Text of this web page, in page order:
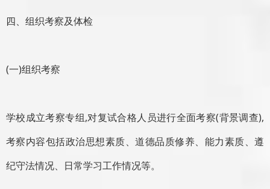
四、组织考察及体检
(一)组织考察
学校成立考察专组,对复试合格人员进行全面考察(背景调查),
考察内容包括政治思想素质、道德品质修养、能力素质、遵
纪守法情况、日常学习工作情况等。